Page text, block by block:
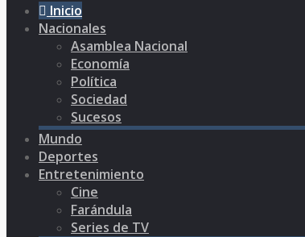
Inicio
Nacionales
Asamblea Nacional
Economía
Política
Sociedad
Sucesos
Mundo
Deportes
Entretenimiento
Cine
Farándula
Series de TV